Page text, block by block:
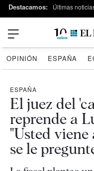
Destacamos: Últimas
OPINIÓN ESPAÑA
ESPAÑA
El juez del
reprende a
"Usted
se le